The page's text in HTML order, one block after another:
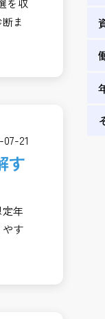
を収
ま
21
す
年
す